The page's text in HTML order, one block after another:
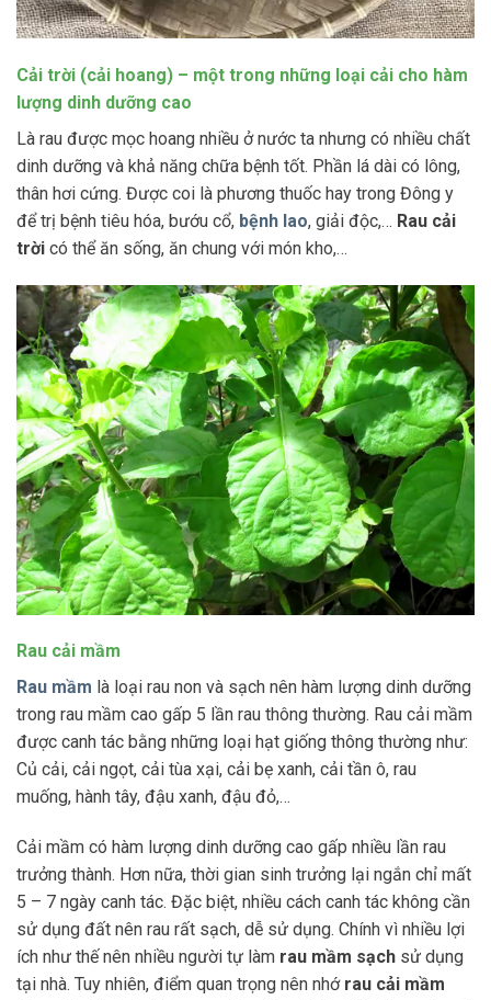
Cải trời (cải hoang) – một trong những loại cải cho hàm
lượng dinh dưỡng cao
Là rau được mọc hoang nhiều ở nước ta nhưng có nhiều chất
dinh dưỡng và khả năng chữa bệnh tốt. Phần lá dài có lông,
thân hơi cứng. Được coi là phương thuốc hay trong Đông y
để trị bệnh tiêu hóa, bướu cổ, bệnh lao, giải độc,… Rau cải
trời có thể ăn sống, ăn chung với món kho,…
Rau cải mầm
Rau mầm là loại rau non và sạch nên hàm lượng dinh dưỡng
trong rau mầm cao gấp 5 lần rau thông thường. Rau cải mầm
được canh tác bằng những loại hạt giống thông thường như:
Củ cải, cải ngọt, cải tùa xại, cải bẹ xanh, cải tần ô, rau
muống, hành tây, đậu xanh, đậu đỏ,…
Cải mầm có hàm lượng dinh dưỡng cao gấp nhiều lần rau
trưởng thành. Hơn nữa, thời gian sinh trưởng lại ngắn chỉ mất
5 – 7 ngày canh tác. Đặc biệt, nhiều cách canh tác không cần
sử dụng đất nên rau rất sạch, dễ sử dụng. Chính vì nhiều lợi
ích như thế nên nhiều người tự làm rau mầm sạch sử dụng
tại nhà. Tuy nhiên, điểm quan trọng nên nhớ rau cải mầm